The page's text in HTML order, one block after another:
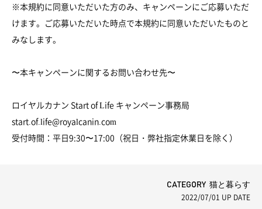
※本規約に同意いただいた方のみ、キャンペーンにご応募いただ
けます。ご応募いただいた時点で本規約に同意いただいたものと
みなします。
〜本キャンペーンに関するお問い合わせ先〜
ロイヤルカナン Start of Life キャンペーン事務局
start.of.life@royalcanin.com
受付時間：平日9:30〜17:00（祝日・弊社指定休業日を除く）
CATEGORY 猫と暮らす
2022/07/01 UP DATE